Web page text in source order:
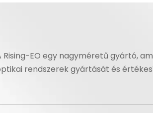
Rising-EO egy nagyméretű gyártó,
rendszerek gyártását és